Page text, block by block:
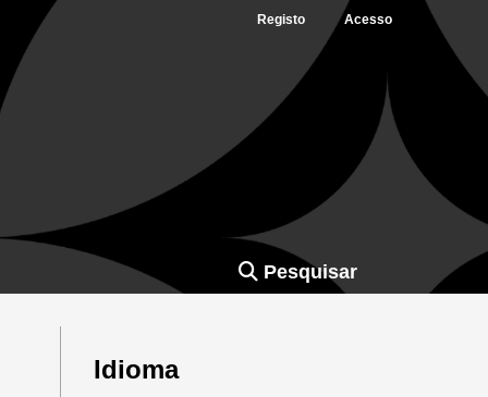
Pesquisar
Registo Acesso
Idioma